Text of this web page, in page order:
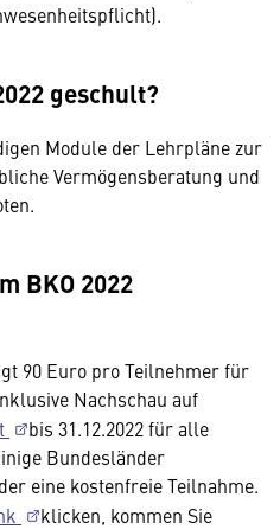
geschult?
Module der Lehrpläne zur
Vermögensberatung und
BKO 2022
90 Euro pro Teilnehmer für
Nachschau auf
bis 31.12.2022 für alle
Bundesländer
eine kostenfreie Teilnahme.
klicken, kommen Sie